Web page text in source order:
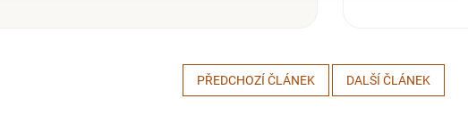
PŘEDCHOZÍ ČLÁNEK DALŠÍ ČLÁNEK